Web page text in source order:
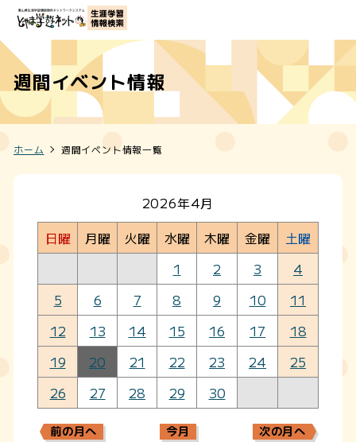
週間イベント情報
ホーム 週間イベント情報一覧
2026年4月
日曜
月曜 火曜 水曜 木曜 金曜
土曜
1
2 3
4
5
6 7 8 9 10
11
12
13 14 15 16 17
18
19
20 21 22 23 24
25
26
27 28 29 30
前の月へ 今月 次の月へ